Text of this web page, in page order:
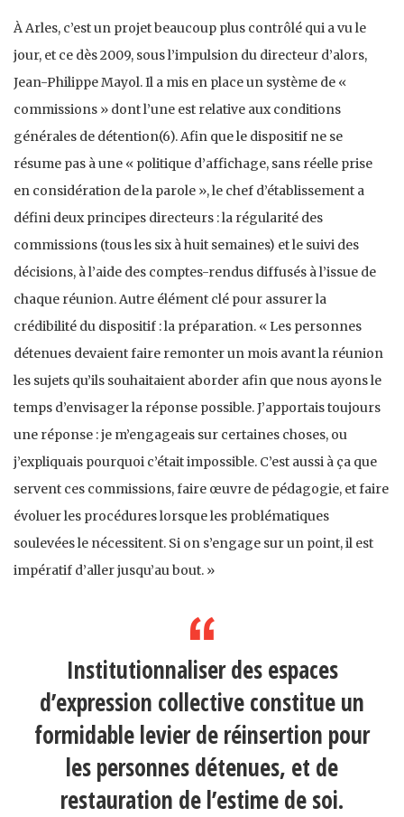
À Arles, c’est un projet beaucoup plus contrôlé qui a vu le
jour, et ce dès 2009, sous l’impulsion du directeur d’alors,
Jean-Philippe Mayol. Il a mis en place un système de «
commissions » dont l’une est relative aux conditions
générales de détention(6). Afin que le dispositif ne se
résume pas à une « politique d’affichage, sans réelle prise
en considération de la parole », le chef d’établissement a
défini deux principes directeurs : la régularité des
commissions (tous les six à huit semaines) et le suivi des
décisions, à l’aide des comptes-rendus diffusés à l’issue de
chaque réunion. Autre élément clé pour assurer la
crédibilité du dispositif : la préparation. « Les personnes
détenues devaient faire remonter un mois avant la réunion
les sujets qu’ils souhaitaient aborder afin que nous ayons le
temps d’envisager la réponse possible. J’apportais toujours
une réponse : je m’engageais sur certaines choses, ou
j’expliquais pourquoi c’était impossible. C’est aussi à ça que
servent ces commissions, faire œuvre de pédagogie, et faire
évoluer les procédures lorsque les problématiques
soulevées le nécessitent. Si on s’engage sur un point, il est
impératif d’aller jusqu’au bout. »
Institutionnaliser des espaces
d’expression collective constitue un
formidable levier de réinsertion pour
les personnes détenues, et de
restauration de l’estime de soi.